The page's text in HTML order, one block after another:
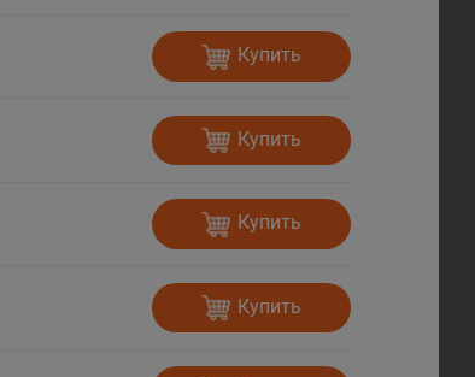
Купить
Купить
Купить
Купить